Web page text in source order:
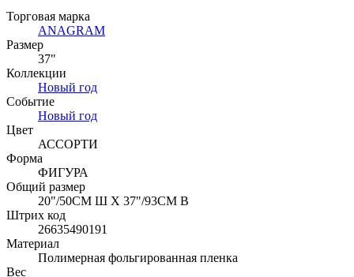
Торговая марка
ANAGRAM
Размер
37"
Коллекции
Новый год
Событие
Новый год
Цвет
АССОРТИ
Форма
ФИГУРА
Общий размер
20"/50СМ Ш X 37"/93СМ В
Штрих код
26635490191
Материал
Полимерная фольгированная пленка
Вес